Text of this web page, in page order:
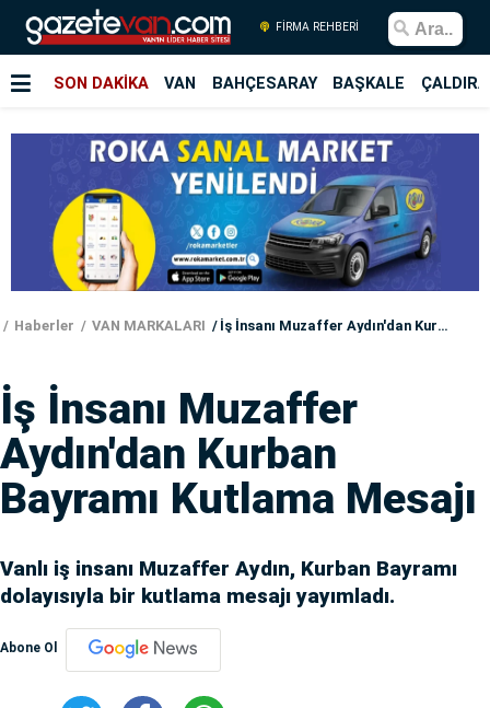
FİRMA REHBERİ
SON DAKİKA VAN BAHÇESARAY BAŞKALE
Haberler VAN MARKALARI İş İnsanı Muzaffer Aydın'dan Kurban Bayramı Kutlama Mesajı
İş İnsanı Muzaffer
Aydın'dan Kurban
Bayramı Kutlama Mesajı
Vanlı iş insanı Muzaffer Aydın, Kurban Bayramı
dolayısıyla bir kutlama mesajı yayımladı.
Abone Ol